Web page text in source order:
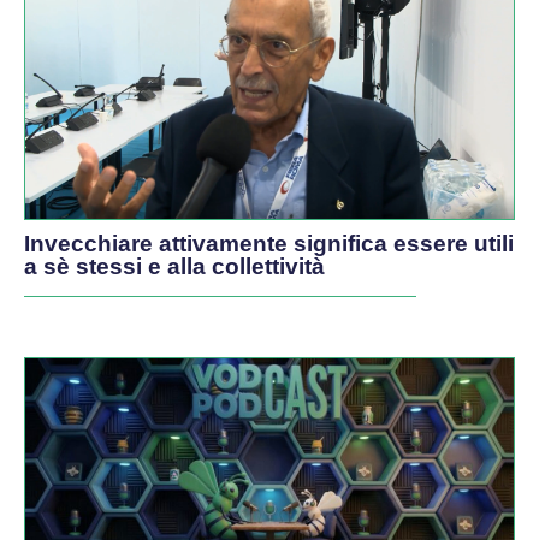
Invecchiare attivamente significa essere utili
a sè stessi e alla collettività
PODCAST